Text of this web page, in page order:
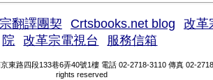
翻譯團契 Crtsbooks.net blog
改革
院
改革宗電視台 服務信箱
東路四段133巷6弄40號1樓 電話 02-2718-3110 傳真 02-
rights reserved